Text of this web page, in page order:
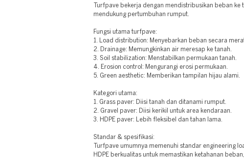
Turfpave bekerja dengan mendistribusikan beban ke
mendukung pertumbuhan rumput.
Fungsi utama turfpave:
1. Load distribution: Menyebarkan beban secara
2. Drainage: Memungkinkan air meresap ke tanah.
3. Soil stabilization: Menstabilkan permukaan tanah.
4. Erosion control: Mengurangi erosi permukaan.
5. Green aesthetic: Memberikan tampilan hijau alami.
Kategori utama:
1. Grass paver: Diisi tanah dan ditanami rumput.
2. Gravel paver: Diisi kerikil untuk area kendaraan.
3. HDPE paver: Lebih fleksibel dan tahan lama.
Standar & spesifikasi:
Turfpave umumnya memenuhi standar engineering
HDPE berkualitas untuk memastikan ketahanan